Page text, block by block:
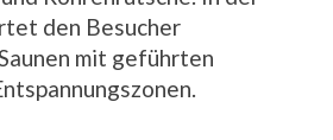
den Besucher
mit geführten